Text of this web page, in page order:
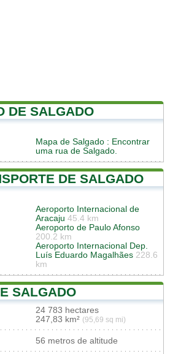
DE SALGADO
Mapa de Salgado : Encontrar
uma rua de Salgado.
DE SALGADO
Aeroporto Internacional de
Aracaju 45.4 km
Aeroporto de Paulo Afonso
200.2 km
Aeroporto Internacional Dep.
Luís Eduardo Magalhães 228.6
km
SALGADO
24 783 hectares
247,83 km² (95,69 sq mi)
56 metros de altitude